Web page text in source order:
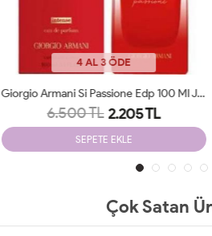
4 AL 3 ÖDE
Giorgio Armani Si Passione Edp 100 Ml JLT Woman
6.500 TL 2.205 TL
SEPETE EKLE
Çok Satan